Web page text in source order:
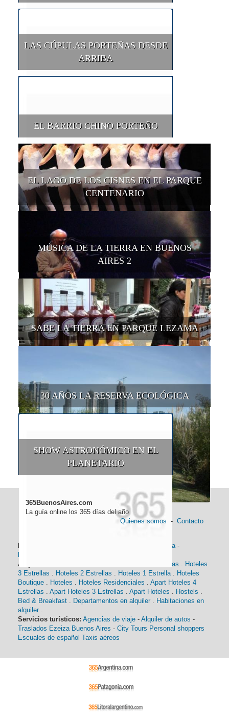
LAS CÚPULAS PORTEÑAS DESDE
ARRIBA
EL BARRIO CHINO PORTEÑO
EL LAGO DE LOS CISNES EN EL PARQUE
CENTENARIO
MÚSICA DE LA TIERRA EN BUENOS
AIRES 2
SABE LA TIERRA EN PARQUE LEZAMA
30 AÑOS LA RESERVA ECOLÓGICA
SHOW ASTRONÓMICO EN EL
PLANETARIO
365BuenosAires.com
La guía online los 365 días del año
Quienes somos - Contacto
Historia-
Alojamiento:
Hoteles 4 Estrellas . Hoteles
3 Estrellas . Hoteles 2 Estrellas . Hoteles 1 Estrella. Hoteles
Boutique . Hoteles . Hoteles Residenciales . Apart Hoteles 4
Estrellas . Apart Hoteles 3 Estrellas . Apart Hoteles . Hostels .
Bed & Breakfast . Departamentos en alquiler . Habitaciones en
alquiler .
Servicios turísticos: Agencias de viaje - Alquiler de autos -
Traslados Ezeiza Buenos Aires - City Tours Personal shoppers
Escuales de español Taxis aéreos